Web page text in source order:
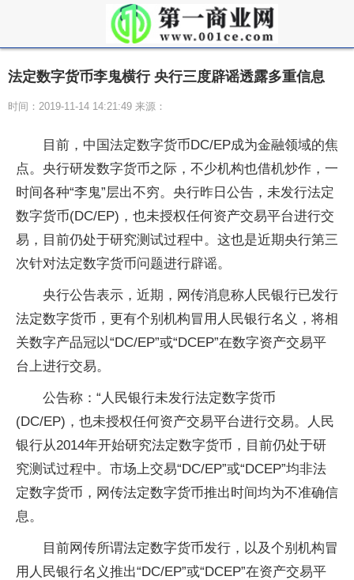
法定数字货币李鬼横行 央行三度辟谣透露多重信息
时间：2019-11-14 14:21:49 来源：
目前，中国法定数字货币DC/EP成为金融领域的焦
点。央行研发数字货币之际，不少机构也借机炒作，一
时间各种“李鬼”层出不穷。央行昨日公告，未发行法定
数字货币(DC/EP)，也未授权任何资产交易平台进行交
易，目前仍处于研究测试过程中。这也是近期央行第三
次针对法定数字货币问题进行辟谣。
央行公告表示，近期，网传消息称人民银行已发行
法定数字货币，更有个别机构冒用人民银行名义，将相
关数字产品冠以“DC/EP”或“DCEP”在数字资产交易平
台上进行交易。
公告称：“人民银行未发行法定数字货币
(DC/EP)，也未授权任何资产交易平台进行交易。人民
银行从2014年开始研究法定数字货币，目前仍处于研
究测试过程中。市场上交易“DC/EP”或“DCEP”均非法
定数字货币，网传法定数字货币推出时间均为不准确信
息。
目前网传所谓法定数字货币发行，以及个别机构冒
用人民银行名义推出“DC/EP”或“DCEP”在资产交易平